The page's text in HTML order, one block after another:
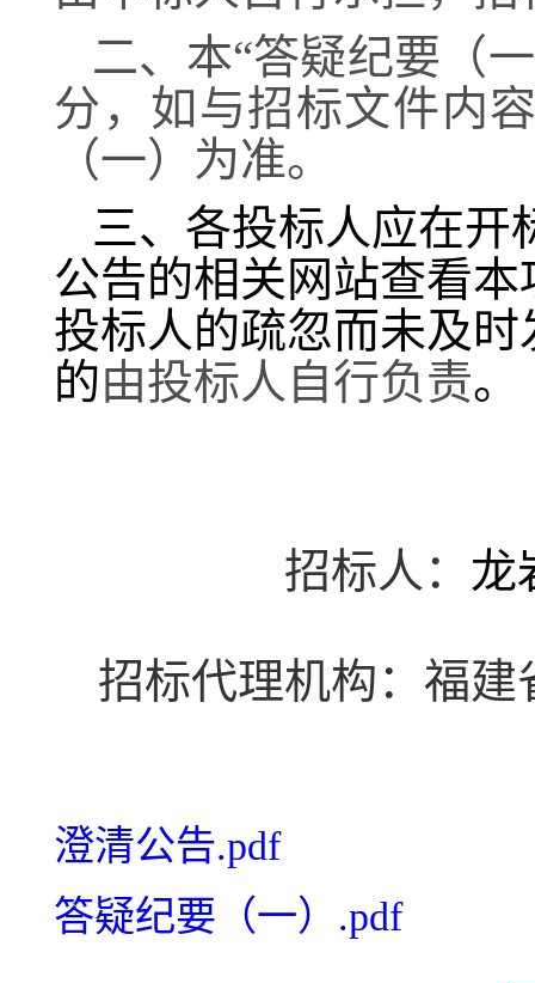
二、本“答疑纪要（
分，如与招标文件内
（一）为准。
三、各投标人应在开
公告的相关网站查看
投标人的疏忽而未及
的由投标人自行负责。
招标人： 龙
招标代理机构：福
澄清公告.pdf
答疑纪要（一）.pdf